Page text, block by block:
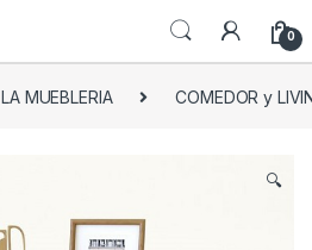
0
LA MUEBLERIA COMEDOR y
🔍